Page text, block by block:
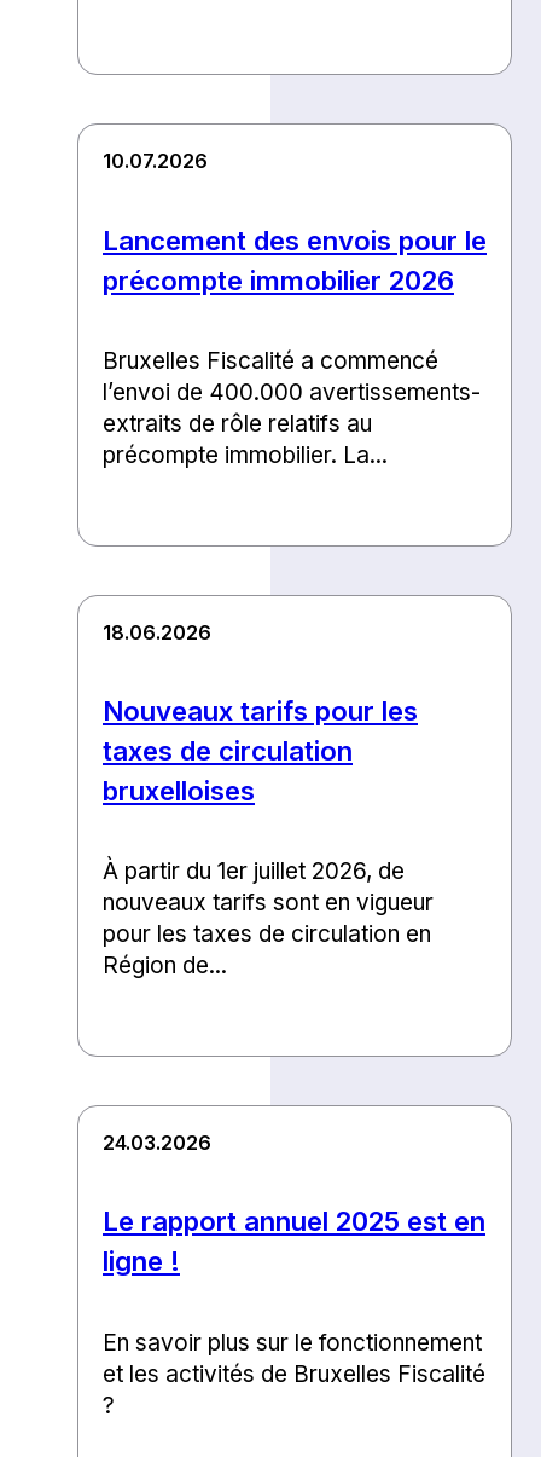
Lancement des envois pour le
précompte immobilier 2026
10.07.2026
Bruxelles Fiscalité a commencé
l’envoi de 400.000 avertissements-
extraits de rôle relatifs au
précompte immobilier. La...
Nouveaux tarifs pour les
taxes de circulation
bruxelloises
18.06.2026
À partir du 1er juillet 2026, de
nouveaux tarifs sont en vigueur
pour les taxes de circulation en
Région de...
Le rapport annuel 2025 est en
ligne !
24.03.2026
En savoir plus sur le fonctionnement
et les activités de Bruxelles Fiscalité
?